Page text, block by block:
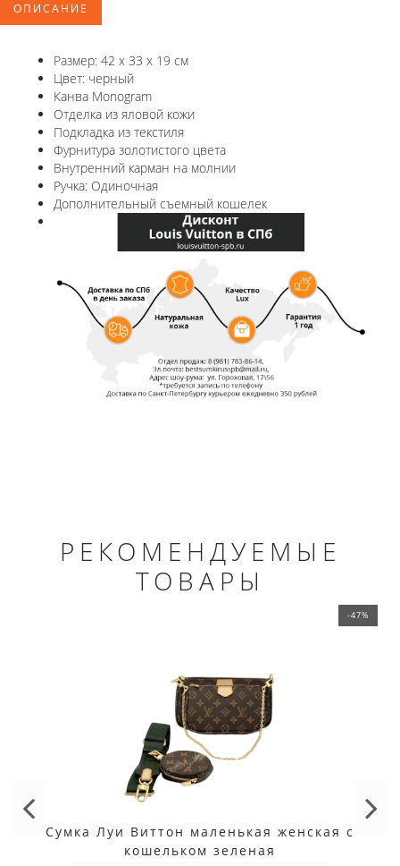
ОПИСАНИЕ
Размер: 42 x 33 x 19 см
Цвет: черный
Канва Monogram
Отделка из яловой кожи
Подкладка из текстиля
Фурнитура золотистого цвета
Внутренний карман на молнии
Ручка: Одиночная
Дополнительный съемный кошелек
РЕКОМЕНДУЕМЫЕ
ТОВАРЫ
-47%
Сумка Луи Виттон маленькая женская с
кошельком зеленая